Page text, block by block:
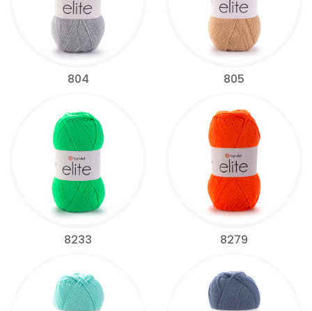
804 805
8233 8279